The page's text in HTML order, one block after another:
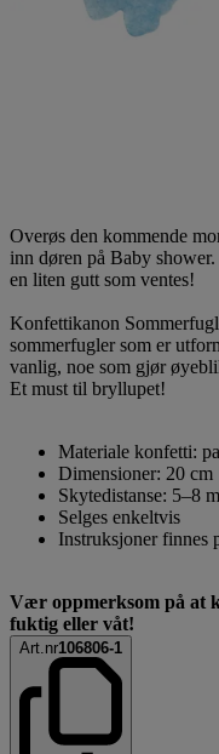
Overøs den kommende
inn døren på Baby
en liten gutt som ventes!
Konfettikanon
sommerfugler som er
vanlig, noe som gjør
Et must til bryllupet!
Materiale konfetti:
Dimensioner: 20 cm
Skytedistanse: 5–8
Selges enkeltvis
Instruksjoner finnes
Vær oppmerksom på at
fuktig eller våt!
Art.nr106806-1